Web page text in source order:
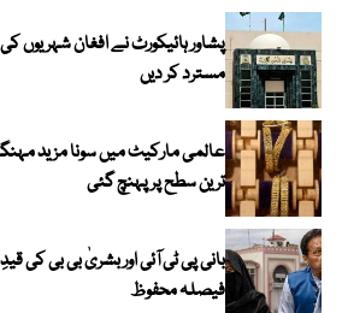
پشاور ہائیکورٹ نے افغان شہریوں
مسترد کر دیں
ترین سطح پر پہنچ گئی
بانی پی ٹی آئی اور بشریٰ بی بی کی
فیصلہ محفوظ